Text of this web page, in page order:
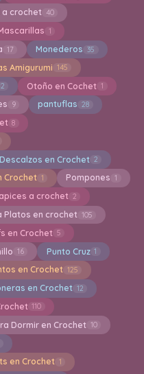
a crochet 40
1
17 Monederos 35
Amigurumi 145
Otoño en Cochet 1
9 pantuflas 28
8
en Crochet 2
Crochet 1 Pompones 1
a crochet 2
Platos en crochet 105
en Crochet 5
16 Punto Cruz 1
en Crochet 125
en Crochet 12
110
Dormir en Crochet 10
en Crochet 1